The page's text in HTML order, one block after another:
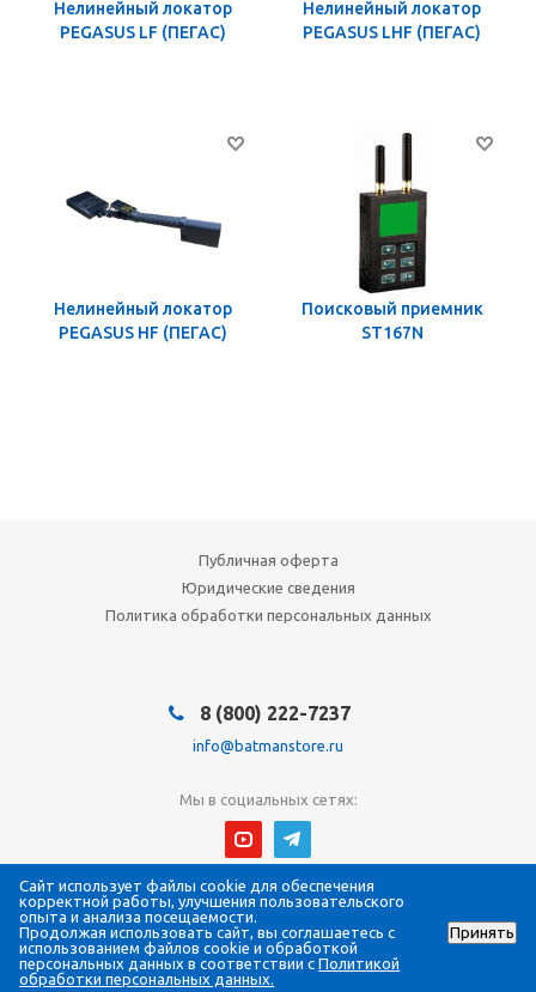
Нелинейный локатор
PEGASUS LF (ПЕГАС)
Нелинейный локатор
PEGASUS LHF (ПЕГАС)
Нелинейный локатор
PEGASUS HF (ПЕГАС)
Поисковый приемник
ST167N
Публичная оферта
Юридические сведения
Политика обработки персональных данных
8 (800) 222-7237
info@batmanstore.ru
Мы в социальных сетях:
© 2026 БэтмэнМагазин (BatmanStore)
Интернет-магазин электроники и систем безопасности
Все права защищены
ИП Густова Джесика Ренартовна
ИНН 784808988565
Сайт использует файлы cookie для обеспечения
корректной работы, улучшения пользовательского
опыта и анализа посещаемости.
Продолжая использовать сайт, вы соглашаетесь с
использованием файлов cookie и обработкой
персональных данных в соответствии сПолитикой
обработки персональных данных.
Принять